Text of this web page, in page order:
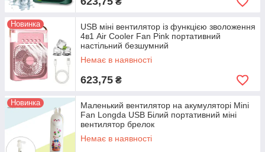
Новинка
USB міні вентилятор із функцією зволоження
4в1 Air Cooler Fan Pink портативний
настільний безшумний
Немає в наявності
623,75 ₴
Новинка
Маленький вентилятор на акумуляторі Mini
Fan Longda USB Білий портативний міні
вентилятор брелок
Немає в наявності